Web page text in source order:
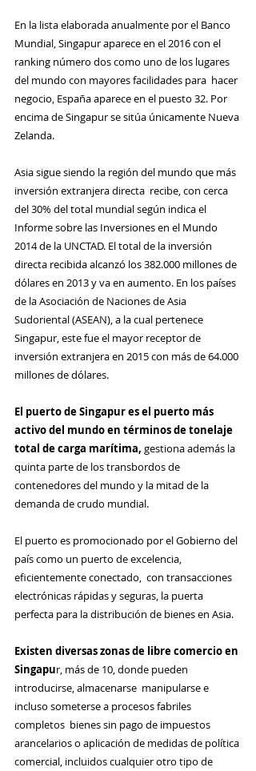
En la lista elaborada anualmente por el Banco
Mundial, Singapur aparece en el 2016 con el
ranking número dos como uno de los lugares
del mundo con mayores facilidades para  hacer
negocio, España aparece en el puesto 32. Por
encima de Singapur se sitúa únicamente Nueva
Zelanda.
Asia sigue siendo la región del mundo que más
inversión extranjera directa  recibe, con cerca
del 30% del total mundial según indica el
Informe sobre las Inversiones en el Mundo
2014 de la UNCTAD. El total de la inversión
directa recibida alcanzó los 382.000 millones de
dólares en 2013 y va en aumento. En los países
de la Asociación de Naciones de Asia
Sudoriental (ASEAN), a la cual pertenece
Singapur, este fue el mayor receptor de
inversión extranjera en 2015 con más de 64.000
millones de dólares.
El puerto de Singapur es el puerto más
activo del mundo en términos de tonelaje
total de carga marítima, gestiona además la
quinta parte de los transbordos de
contenedores del mundo y la mitad de la
demanda de crudo mundial.
El puerto es promocionado por el Gobierno del
país como un puerto de excelencia,
eficientemente conectado,  con transacciones
electrónicas rápidas y seguras, la puerta
perfecta para la distribución de bienes en Asia.
Existen diversas zonas de libre comercio en
Singapur, más de 10, donde pueden
introducirse, almacenarse  manipularse e
incluso someterse a procesos fabriles
completos  bienes sin pago de impuestos
arancelarios o aplicación de medidas de política
comercial, incluidos cualquier otro tipo de